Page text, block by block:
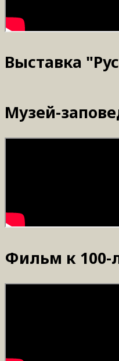
Выставка
Музей-
Фильм к 100-